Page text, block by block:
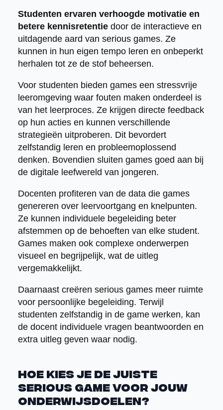
Studenten ervaren verhoogde motivatie en
betere kennisretentiedoor de interactieve en
uitdagende aard van serious games. Ze
kunnen in hun eigen tempo leren en onbeperkt
herhalen tot ze de stof beheersen.
Voor studenten bieden games een stressvrije
leeromgeving waar fouten maken onderdeel is
van het leerproces. Ze krijgen directe feedback
op hun acties en kunnen verschillende
strategieën uitproberen. Dit bevordert
zelfstandig leren en probleemoplossend
denken. Bovendien sluiten games goed aan bij
de digitale leefwereld van jongeren.
Docenten profiteren van de data die games
genereren over leervoortgang en knelpunten.
Ze kunnen individuele begeleiding beter
afstemmen op de behoeften van elke student.
Games maken ook complexe onderwerpen
visueel en begrijpelijk, wat de uitleg
vergemakkelijkt.
Daarnaast creëren serious games meer ruimte
voor persoonlijke begeleiding. Terwijl
studenten zelfstandig in de game werken, kan
de docent individuele vragen beantwoorden en
extra uitleg geven waar nodig.
Hoe kies je de juiste
serious game voor jouw
onderwijsdoelen?